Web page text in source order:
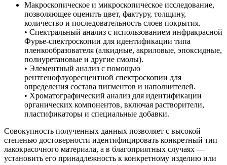
Макроскопическое и микроскопическое исследование,
позволяющее оценить цвет, фактуру, толщину,
количество и последовательность слоев покрытия.
• Спектральный анализ с использованием инфракрасной
Фурье-спектроскопии для идентификации типа
пленкообразователя (алкидные, акриловые, эпоксидные,
полиуретановые и другие смолы).
• Элементный анализ с помощью
рентгенофлуоресцентной спектроскопии для
определения состава пигментов и наполнителей.
• Хроматографический анализ для идентификации
органических компонентов, включая растворители,
пластификаторы и специальные добавки.
Совокупность полученных данных позволяет с высокой
степенью достоверности идентифицировать конкретный тип
лакокрасочного материала, а в благоприятных случаях —
установить его принадлежность к конкретному изделию или